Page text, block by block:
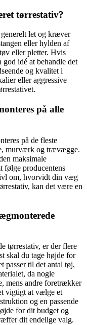
tørrestativ?
let og kræver
eller hylden af
eller pletter. Hvis
idé at behandle det
og kvalitet i
eller aggressive
på alle
på de fleste
murværk og trævægge.
maksimale
følge producentens
om, hvorvidt din væg
kan det være en
tørrestativ, er der flere
skal du tage højde for
passer til det antal tøj,
da nogle
mens andre foretrækker
vigtigt at vælge et
og en passende
for dit budget og
dit endelige valg.